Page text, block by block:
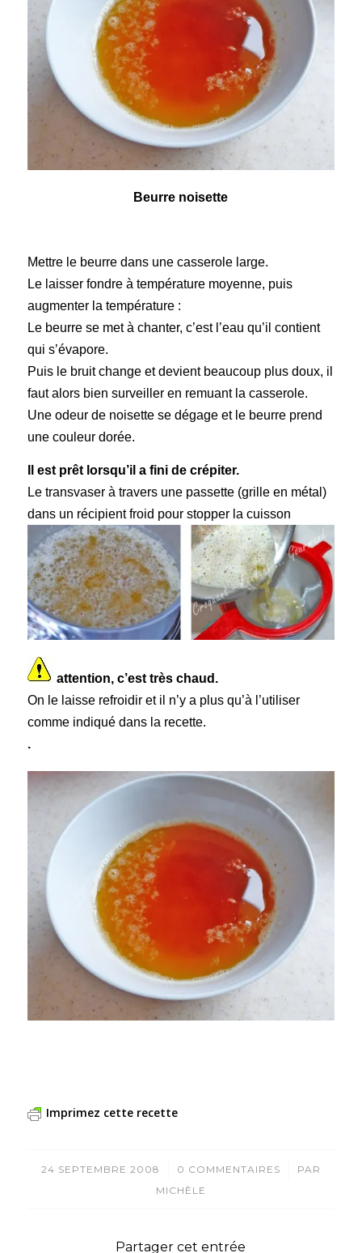
Beurre noisette
Mettre le beurre dans une casserole large.
Le laisser fondre à température moyenne, puis
augmenter la température :
Le beurre se met à chanter, c’est l’eau qu’il contient
qui s’évapore.
Puis le bruit change et devient beaucoup plus doux, il
faut alors bien surveiller en remuant la casserole.
Une odeur de noisette se dégage et le beurre prend
une couleur dorée.
Il est prêt lorsqu’il a fini de crépiter.
Le transvaser à travers une passette (grille en métal)
dans un récipient froid pour stopper la cuisson
attention, c’est très chaud.
On le laisse refroidir et il n’y a plus qu’à l’utiliser
comme indiqué dans la recette.
.
Imprimez cette recette
24 SEPTEMBRE 2008
/ 0 COMMENTAIRES
/
PAR
MICHÈLE
Partager cet entrée